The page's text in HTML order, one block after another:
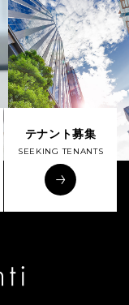
テナント募集
SEEKING TENANTS